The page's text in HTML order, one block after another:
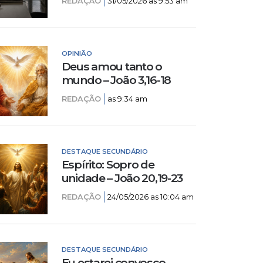
OPINIÃO
Deus amou tanto o
mundo – João 3,16-18
REDAÇÃO as 9:34 am
DESTAQUE SECUNDÁRIO
Espírito: Sopro de
unidade – João 20,19-23
REDAÇÃO 24/05/2026 as 10:04 am
DESTAQUE SECUNDÁRIO